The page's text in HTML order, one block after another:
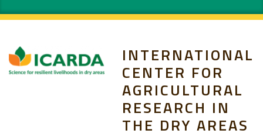
INTERNATIONAL
CENTER FOR
AGRICULTURAL
RESEARCH IN
THE DRY AREAS